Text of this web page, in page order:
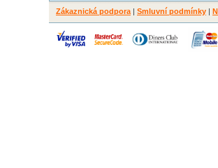
Zákaznická podpora | Smluvní podmínky |